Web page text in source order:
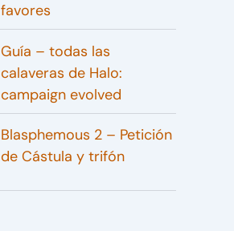
favores
Guía – todas las
calaveras de Halo:
campaign evolved
Blasphemous 2 – Petición
de Cástula y trifón